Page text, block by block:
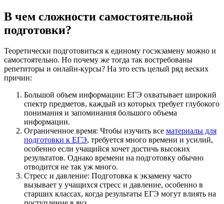
В чем сложности самостоятельной
подготовки?
Теоретически подготовиться к единому госэкзамену можно и
самостоятельно. Но почему же тогда так востребованы
репетиторы и онлайн-курсы? На это есть целый ряд веских
причин:
Большой объем информации: ЕГЭ охватывает широкий
спектр предметов, каждый из которых требует глубокого
понимания и запоминания большого объема
информации.
Ограниченное время: Чтобы изучить все материалы для
подготовки к ЕГЭ, требуется много времени и усилий,
особенно если учащийся хочет достичь высоких
результатов. Однако времени на подготовку обычно
отводится не так уж много.
Стресс и давление: Подготовка к экзамену часто
вызывает у учащихся стресс и давление, особенно в
старших классах, когда результаты ЕГЭ могут влиять на